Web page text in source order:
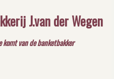
J.van der Wegen
komt van de banketbakker